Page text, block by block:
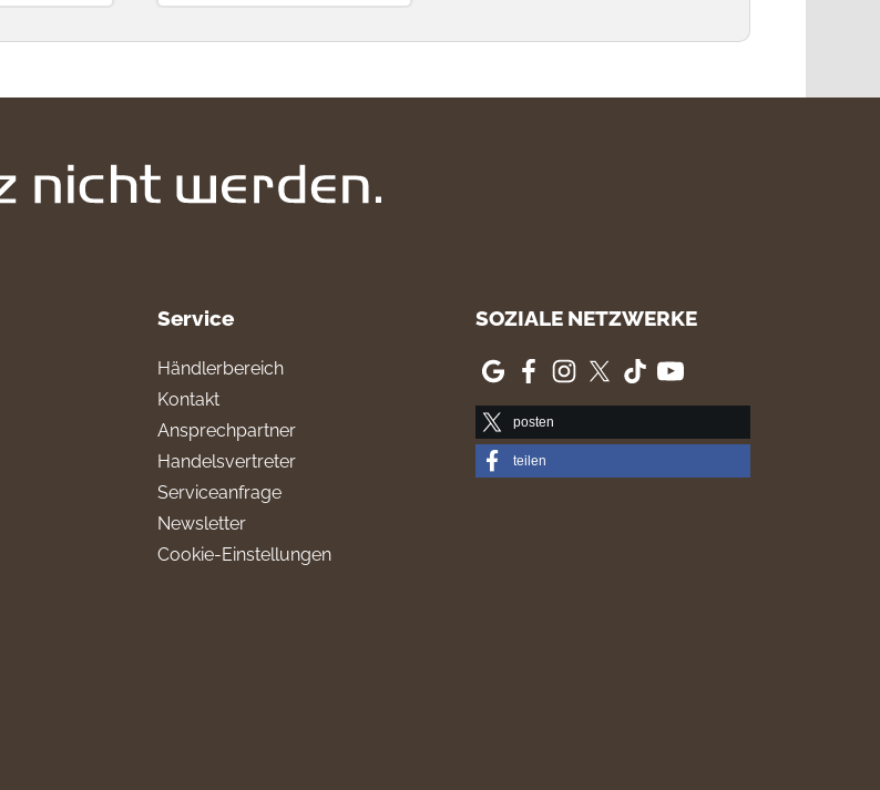
Service
Händlerbereich
Kontakt
Ansprechpartner
Handelsvertreter
Serviceanfrage
Newsletter
Cookie-Einstellungen
SOZIALE NETZWERKE
posten
teilen